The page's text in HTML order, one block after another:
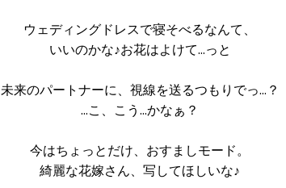
ウェディングドレスで寝そべるなんて、
いいのかな♪お花はよけて…っと
未来のパートナーに、視線を送るつもりでっ…？
…こ、こう…かなぁ？
今はちょっとだけ、おすましモード。
綺麗な花嫁さん、写してほしいな♪